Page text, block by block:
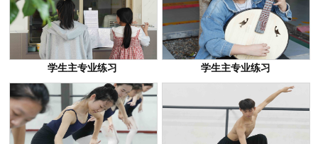
学生主专业练习 学生主专业练习